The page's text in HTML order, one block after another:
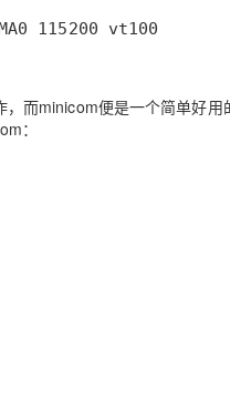
115200 vt100
而minicom便是一个简单好
：